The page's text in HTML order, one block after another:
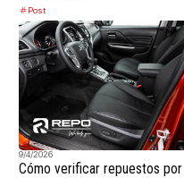
Post
9/4/2026
Cómo verificar repuestos por